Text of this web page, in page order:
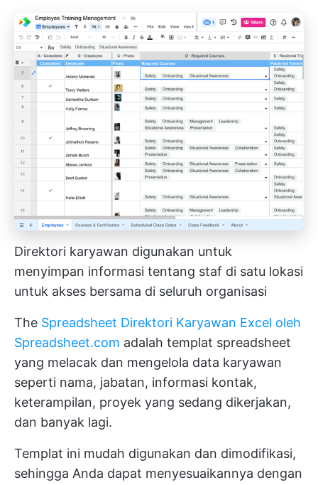
Direktori karyawan digunakan untuk
menyimpan informasi tentang staf di satu lokasi
untuk akses bersama di seluruh organisasi
The Spreadsheet Direktori Karyawan Excel oleh
Spreadsheet.com adalah templat spreadsheet
yang melacak dan mengelola data karyawan
seperti nama, jabatan, informasi kontak,
keterampilan, proyek yang sedang dikerjakan,
dan banyak lagi.
Templat ini mudah digunakan dan dimodifikasi,
sehingga Anda dapat menyesuaikannya dengan